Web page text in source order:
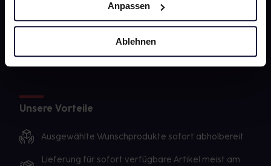
Anpassen
Ablehnen
Impressum
Unsere Vorteile
Ausgewählte Wunschprodukte sofort abholbereit
Lieferung für sofort verfügbare Artikel meist am